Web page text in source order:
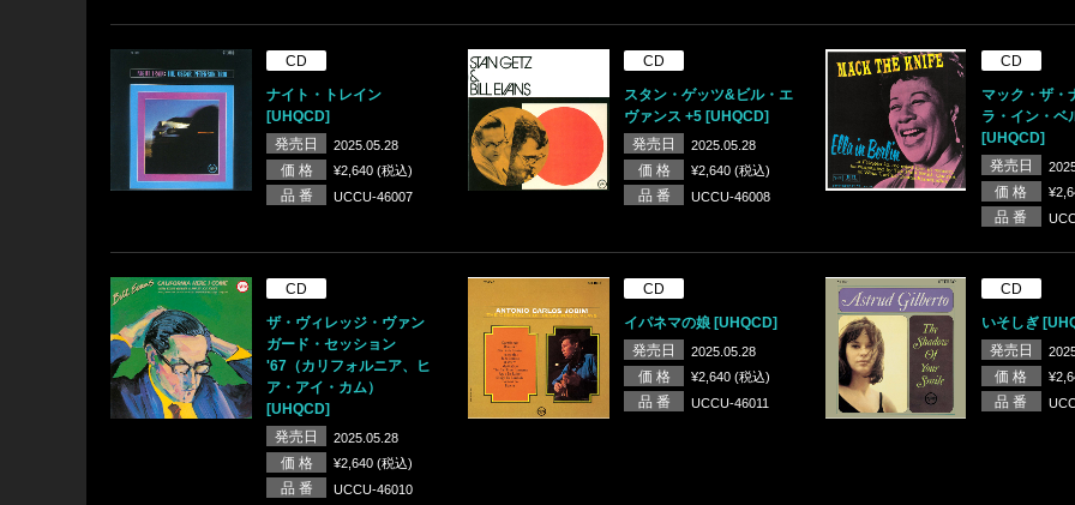
CD
ナイト・トレイン
[UHQCD]
発売日
2025.05.28
価 格 ¥2,640 (税込)
品 番 UCCU-46007
CD
スタン・ゲッツ&ビル・エ
ヴァンス +5 [UHQCD]
発売日
2025.05.28
価 格 ¥2,640 (税込)
品 番 UCCU-46008
CD
マック・ザ・
ラ・イン・ベ
[UHQCD]
発売日
価 格
品 番
CD
ザ・ヴィレッジ・ヴァン
ガード・セッション
'67（カリフォルニア、ヒ
ア・アイ・カム）
[UHQCD]
発売日
2025.05.28
価 格 ¥2,640 (税込)
品 番 UCCU-46010
CD
イパネマの娘 [UHQCD]
発売日
2025.05.28
価 格 ¥2,640 (税込)
品 番 UCCU-46011
CD
いそしぎ
発売日
価 格
品 番